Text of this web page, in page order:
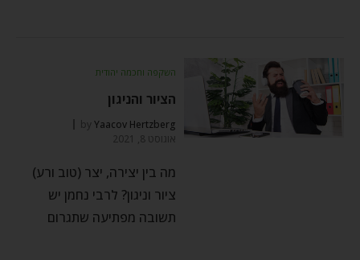
השקפה וחכמה יהודית
הציור והניגון
byYaacov Hertzberg
אוגוסט 8, 2021
מה בין יצירה, יצר (טוב ורע)
ציור וניגון? לרבי נחמן יש
תשובה מפתיעה שתגרום